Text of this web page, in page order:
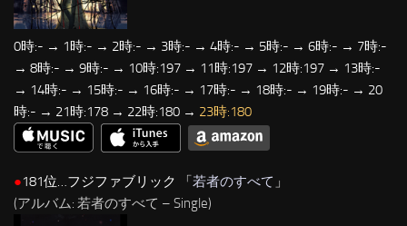
0時:- → 1時:- → 2時:- → 3時:- → 4時:- → 5時:- → 6時:- → 7時:-
→ 8時:- → 9時:- → 10時:197 → 11時:197 → 12時:197 → 13時:-
→ 14時:- → 15時:- → 16時:- → 17時:- → 18時:- → 19時:- → 20
時:- → 21時:178 → 22時:180 → 23時:180
●181位…フジファブリック 「若者のすべて 」
(アルバム: 若者のすべて – Single)